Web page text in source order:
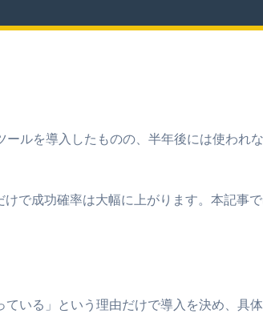
ールを導入したものの、半年後には使わ
で成功確率は大幅に上がります。本記事
いる」という理由だけで導入を決め、具